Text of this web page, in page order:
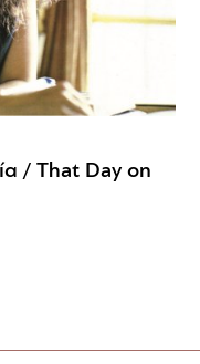
/ That Day on